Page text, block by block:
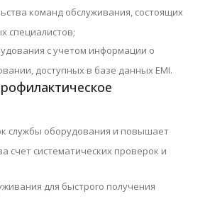
команд обслуживания, состоящих
специалистов;
с учетом информации о
доступных в базе данных EMI.
службы оборудования и повышает
счет систематических проверок и
для быстрого получения